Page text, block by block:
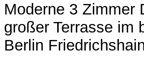
Moderne 3 Zimmer
großer Terrasse im
Berlin